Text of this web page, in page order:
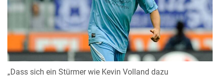
„Dass sich ein Stürmer wie Kevin Volland dazu